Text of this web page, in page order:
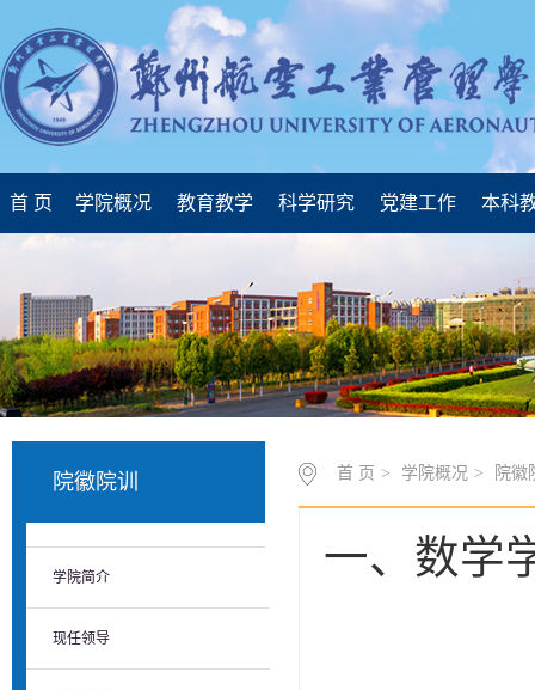
首 页 学院概况 教育教学 科学研究 党建工作 本科
院徽院训
学院简介
现任领导
首 页 > 学院概况 > 院徽
一、数学